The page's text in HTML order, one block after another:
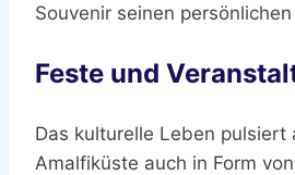
Souvenir seinen
Feste und
Das kulturelle Leben pulsiert
Amalfiküste auch in Form